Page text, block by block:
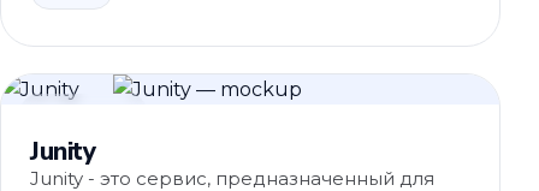
Junity
Junity - это сервис, предназначенный для